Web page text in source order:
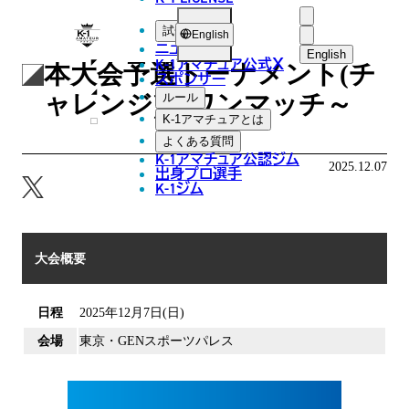
K-
1
ア
マ
チ
English
日本語
試合
ニュース
K-1アマチュア公式X
スポンサー
ルール
K-1アマチュアとは
よくある質問
K-1アマチュア公認ジム
出身プロ選手
K-1ジム
English
第75回K-1アマチュア～全日
本大会予選トーナメント(チ
ャレンジ)＆ワンマッチ～
2025.12.07
大会概要
日程 2025年12月7日(日)
会場 東京・GENスポーツパレス